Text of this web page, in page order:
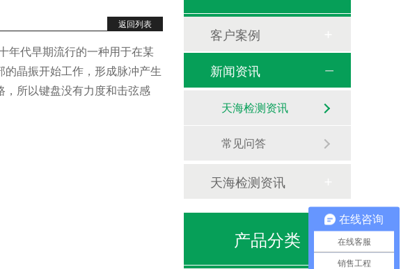
返回列表
年代早期流行的一种用于在某
晶振开始工作，形成脉冲产生
所以键盘没有力度和击弦感
客户案例
新闻资讯
天海检测资讯
常见问答
天海检测资讯
产品分类
在线咨询
在线客服
销售工程